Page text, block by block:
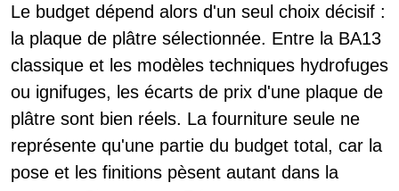
Le budget dépend alors d'un seul choix décisif :
la plaque de plâtre sélectionnée. Entre la BA13
classique et les modèles techniques hydrofuges
ou ignifuges, les écarts de prix d'une plaque de
plâtre sont bien réels. La fourniture seule ne
représente qu'une partie du budget total, car la
pose et les finitions pèsent autant dans la